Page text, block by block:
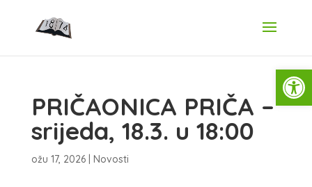
PRIČAONICA PRIČA –
srijeda, 18.3. u 18:00
ožu 17, 2026| Novosti